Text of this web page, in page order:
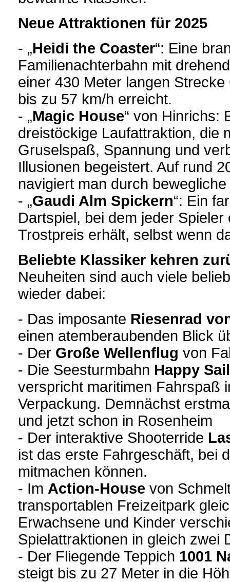
Neue Attraktionen für 2025
- „Heidi the Coaster“: Eine
Familienachterbahn mit
einer 430 Meter langen
bis zu 57 km/h erreicht.
- „Magic House“ von Hinrichs:
dreistöckige Laufattraktion, die
Gruselspaß, Spannung und
Illusionen begeistert. Auf rund
navigiert man durch
- „Gaudi Alm Spickern“: Ein
Dartspiel, bei dem jeder
Trostpreis erhält, selbst wenn
Beliebte Klassiker kehren
Neuheiten sind auch viele
wieder dabei:
- Das imposante Riesenrad
einen atemberaubenden Blick
- Der Große Wellenflug von
- Die Seesturmbahn Happy
verspricht maritimen Fahrspaß
Verpackung. Demnächst
und jetzt schon in Rosenheim
- Der interaktive Shooterride
ist das erste Fahrgeschäft, bei
mitmachen können.
- Im Action-House von
transportablen Freizeitpark
Erwachsene und Kinder
Spielattraktionen in gleich zwei
- Der Fliegende Teppich 1001
steigt bis zu 27 Meter in die